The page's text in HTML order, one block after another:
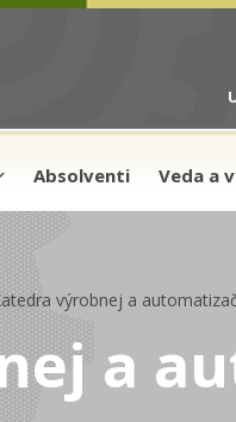
Absolventi Veda a
výrobnej a
a